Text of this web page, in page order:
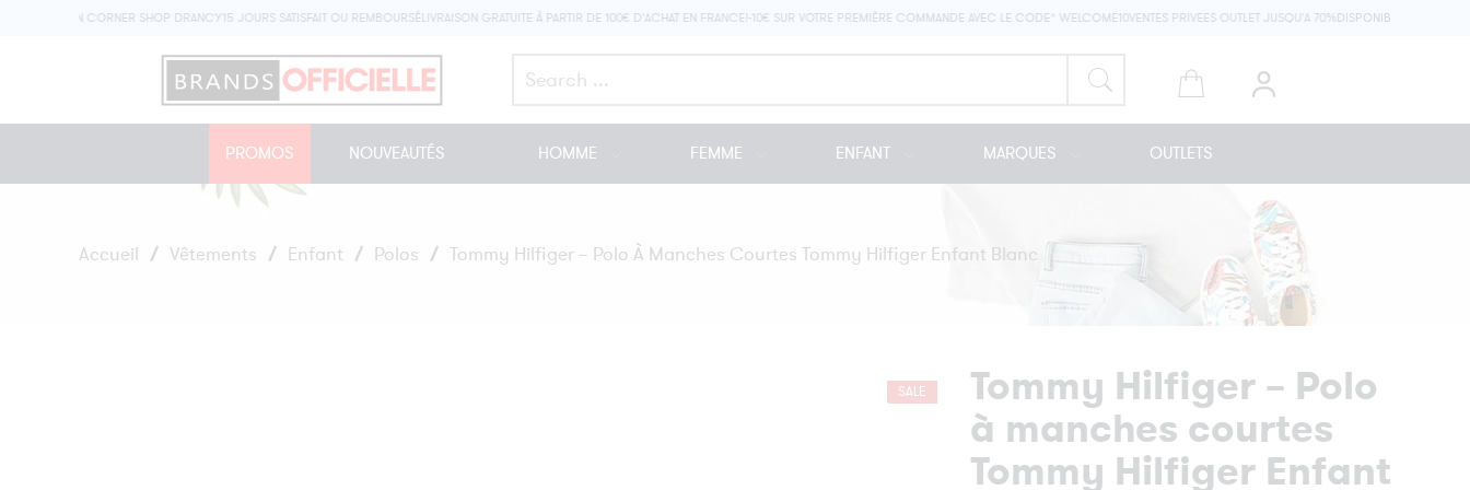
MAGASIN CORNER SHOP DRANCY15 JOURS SATISFAIT OU REMBOURSÉLIVRAISON GRATUITE À PARTIR DE 100€ D'ACHAT EN FRANCE!-10€ SUR VOTRE PREMIÈRE COMMANDE AVEC LE CODE* WELCOME10VENTES PRIVEES OUTLET JUSQU'A 70% DISPONIBLE EN MAGASIN
PROMOS NOUVEAUTÉS HOMME FEMME ENFANT MARQUES OUTLETS
Accueil / Vêtements / Enfant / Polos / Tommy Hilfiger – Polo À Manches Courtes Tommy Hilfiger Enfant Blanc
SALE Tommy Hilfiger – Polo
à manches courtes
Tommy Hilfiger Enfant